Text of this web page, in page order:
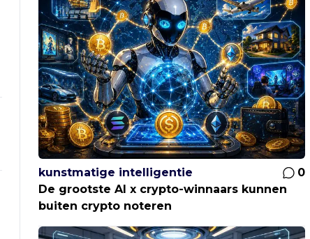
kunstmatige intelligentie
0
De grootste AI x crypto-winnaars kunnen
buiten crypto noteren